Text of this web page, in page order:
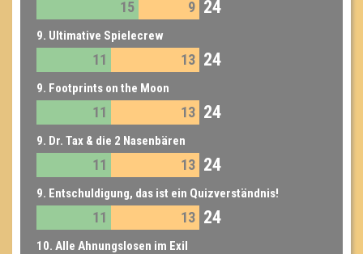
15 9 24
9. Ultimative Spielecrew
11 13 24
9. Footprints on the Moon
11 13 24
9. Dr. Tax & die 2 Nasenbären
11 13 24
9. Entschuldigung, das ist ein Quizverständnis!
11 13 24
10. Alle Ahnungslosen im Exil